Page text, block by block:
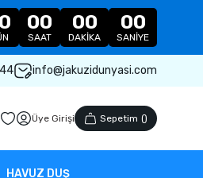
00
SAAT
00
DAKIKA
00
SANIYE
info@jakuzidunyasi.com
Üye Girişi Sepetim ()
HAVUZ DUŞ